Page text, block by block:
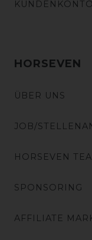
KUNDENKONTO
HORSEVEN
ÜBER UNS
JOB/
HORSEVEN
SPONSORING
AFFILIATE